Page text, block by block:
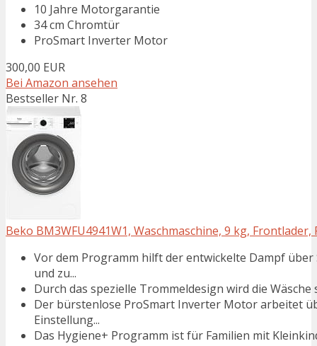
10 Jahre Motorgarantie
34 cm Chromtür
ProSmart Inverter Motor
300,00 EUR
Bei Amazon ansehen
Bestseller Nr. 8
Beko BM3WFU4941W1, Waschmaschine, 9 kg,
Vor dem Programm hilft der entwickelte Dampf
und zu...
Durch das spezielle Trommeldesign wird die
Der bürstenlose ProSmart Inverter Motor arbeitet
Einstellung...
Das Hygiene+ Programm ist für Familien mit